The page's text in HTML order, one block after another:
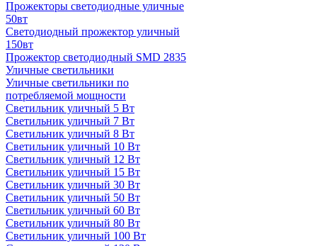
Прожекторы светодиодные уличные
50вт
Светодиодный прожектор уличный
150вт
Прожектор светодиодный SMD 2835
Уличные светильники
Уличные светильники по
потребляемой мощности
Светильник уличный 5 Вт
Светильник уличный 7 Вт
Светильник уличный 8 Вт
Светильник уличный 10 Вт
Светильник уличный 12 Вт
Светильник уличный 15 Вт
Светильник уличный 30 Вт
Светильник уличный 50 Вт
Светильник уличный 60 Вт
Светильник уличный 80 Вт
Светильник уличный 100 Вт